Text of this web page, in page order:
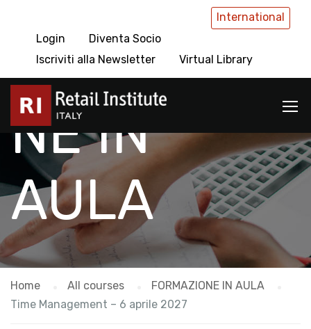
International
Login
Diventa Socio
Iscriviti alla Newsletter
Virtual Library
FORMAZIO
NE IN
AULA
Home All courses
FORMAZIONE IN AULA
Time Management – 6 aprile 2027